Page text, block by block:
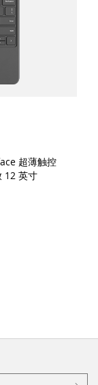
超薄触控
12 英寸